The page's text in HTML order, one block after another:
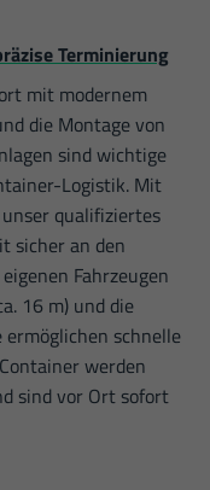
Terminierung
mit modernem
die Montage von
sind wichtige
Logistik. Mit
qualifiziertes
sicher an den
Fahrzeugen
16 m) und die
schnelle
werden
sind vor Ort sofort